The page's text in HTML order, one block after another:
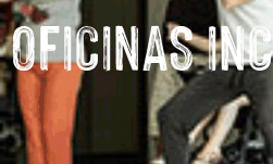
OFICINAS